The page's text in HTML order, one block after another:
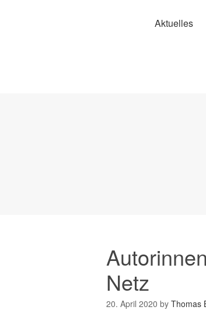
Aktuelles
Netz
20. April 2020 by Thomas